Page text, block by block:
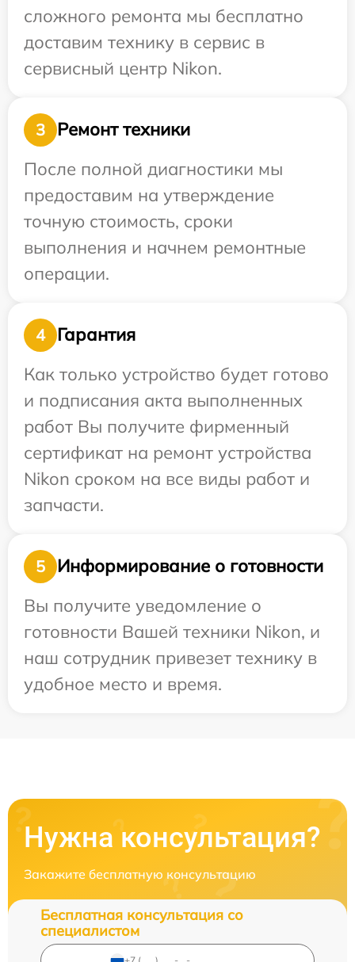
сложного ремонта мы бесплатно
доставим технику в сервис в
сервисный центр Nikon.
3
Ремонт техники
После полной диагностики мы
предоставим на утверждение
точную стоимость, сроки
выполнения и начнем ремонтные
операции.
4
Гарантия
Как только устройство будет готово
и подписания акта выполненных
работ Вы получите фирменный
сертификат на ремонт устройства
Nikon сроком на все виды работ и
запчасти.
5
Информирование о готовности
Вы получите уведомление о
готовности Вашей техники Nikon, и
наш сотрудник привезет технику в
удобное место и время.
Нужна консультация?
Закажите бесплатную консультацию
Бесплатная консультация со
специалистом